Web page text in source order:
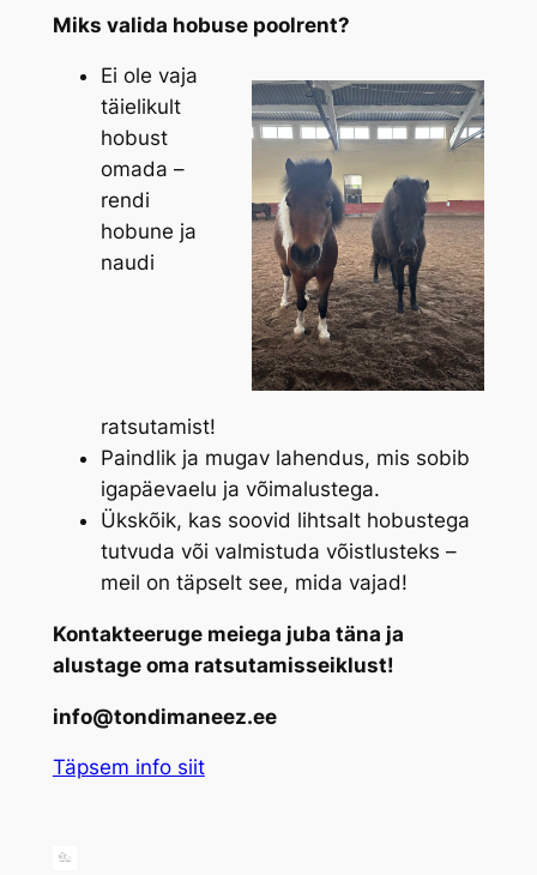
Miks valida hobuse poolrent?
Ei ole vaja
täielikult
hobust
omada –
rendi
hobune ja
naudi
ratsutamist!
Paindlik ja mugav lahendus, mis sobib
igapäevaelu ja võimalustega.
Ükskõik, kas soovid lihtsalt hobustega
tutvuda või valmistuda võistlusteks –
meil on täpselt see, mida vajad!
Kontakteeruge meiega juba täna ja
alustage oma ratsutamisseiklust!
info@tondimaneez.ee
Täpsem info siit